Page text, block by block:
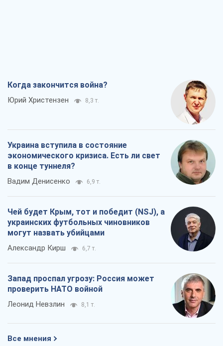
Когда закончится война?
Юрий Христензен 8,3 т.
Украина вступила в состояние
экономического кризиса. Есть ли свет
в конце туннеля?
Вадим Денисенко 6,9 т.
Чей будет Крым, тот и победит (NSJ), а
украинских футбольных чиновников
могут назвать убийцами
Александр Кирш 6,7 т.
Запад проспал угрозу: Россия может
проверить НАТО войной
Леонид Невзлин 8,1 т.
Все мнения